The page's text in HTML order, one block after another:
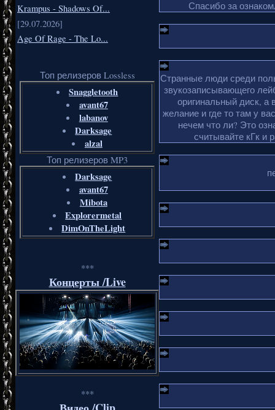
Krampus - Shadows Of...
[29.07.2026]
Age Of Rage - The Lo...
Топ релизеров Lossless
Snaggletooth
avant67
labanov
Darksage
alzal
Топ релизеров MP3
Darksage
avant67
Mibota
Explorermetal
DimOnTheLight
***
Концерты /Live
***
Спасибо за
Странные люди среди
звукозаписывающего
оригинальный диск, а
желание и где то там у
нечем что ли? Это
считывайте кГк и